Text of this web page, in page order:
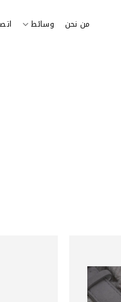
من نحن وسائط